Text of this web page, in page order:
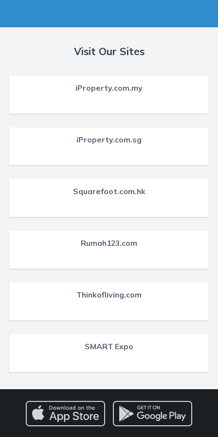
Visit Our Sites
iProperty.com.my
iProperty.com.sg
Squarefoot.com.hk
Rumah123.com
Thinkofliving.com
SMART Expo